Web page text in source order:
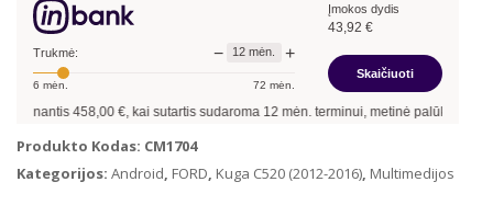
2017
Multimedija
navigacija
8Gb
Ram
Trukmė: − 12 mėn. +
6 mėn. 72 mėn.
Įmokos dydis
43,92 €
Skaičiuoti
458,00 €, kai sutartis sudaroma12mėn. terminui, metinė palūkanų norma –
Produkto Kodas: CM1704
Kategorijos: Android, FORD, Kuga C520 (2012-2016), Multimedijos